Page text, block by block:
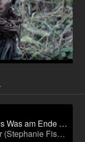
Auschnitt aus Was am Ende bleibt (99FIRE-FILMS-AWARD 2025).mov
R: KanalVier (Stephanie Fischer; Bastian Brunke)